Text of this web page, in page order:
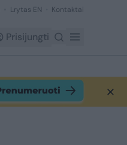
Lrytas EN Kontaktai
Prisijungti